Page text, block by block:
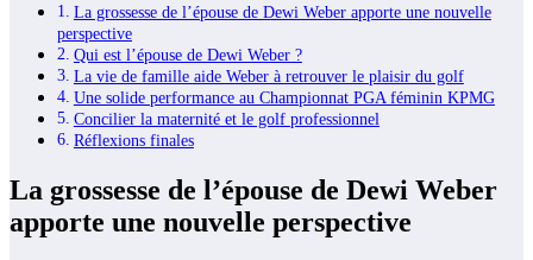
La grossesse de l’épouse de Dewi Weber apporte une nouvelle
perspective
Qui est l’épouse de Dewi Weber ?
La vie de famille aide Weber à retrouver le plaisir du golf
Une solide performance au Championnat PGA féminin KPMG
Concilier la maternité et le golf professionnel
Réflexions finales
La grossesse de l’épouse de Dewi Weber
apporte une nouvelle perspective